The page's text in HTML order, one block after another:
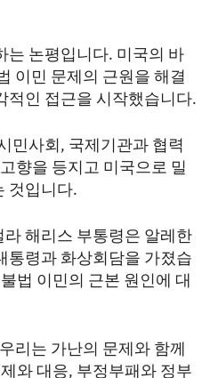
는 논평입니다. 미국의 바
이민 문제의 근원을 해결
적인 접근을 시작했습니다.
민사회, 국제기관과 협력
향을 등지고 미국으로 밀
것입니다.
라 해리스 부통령은 알레한
통령과 화상회담을 가졌습
법 이민의 근본 원인에 대
리는 가난의 문제와 함께
와 대응, 부정부패와 정부